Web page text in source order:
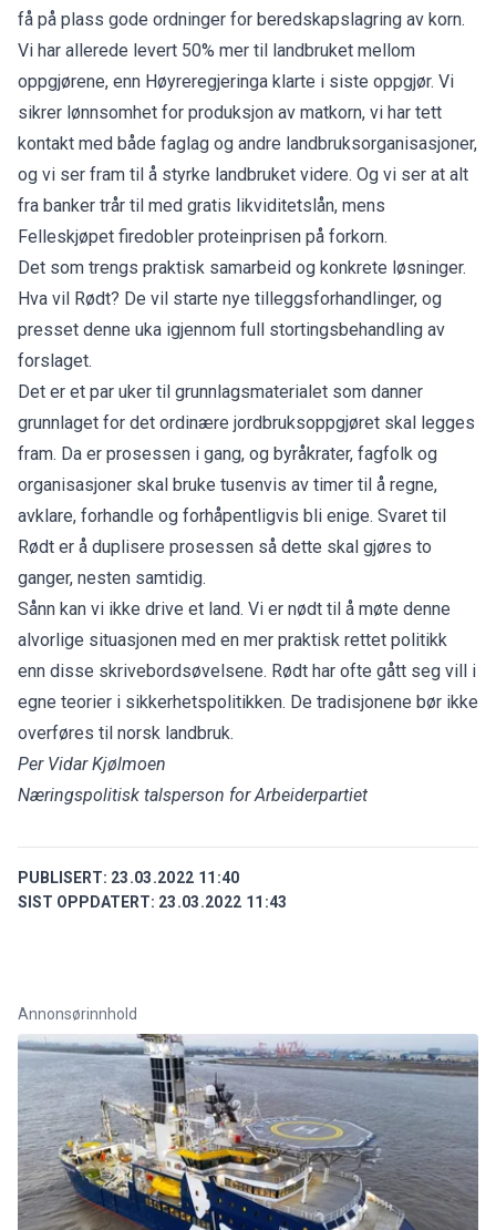
få på plass gode ordninger for beredskapslagring av korn.
Vi har allerede levert 50% mer til landbruket mellom
oppgjørene, enn Høyreregjeringa klarte i siste oppgjør. Vi
sikrer lønnsomhet for produksjon av matkorn, vi har tett
kontakt med både faglag og andre landbruksorganisasjoner,
og vi ser fram til å styrke landbruket videre. Og vi ser at alt
fra banker trår til med gratis likviditetslån, mens
Felleskjøpet firedobler proteinprisen på forkorn.
Det som trengs praktisk samarbeid og konkrete løsninger.
Hva vil Rødt? De vil starte nye tilleggsforhandlinger, og
presset denne uka igjennom full stortingsbehandling av
forslaget.
Det er et par uker til grunnlagsmaterialet som danner
grunnlaget for det ordinære jordbruksoppgjøret skal legges
fram. Da er prosessen i gang, og byråkrater, fagfolk og
organisasjoner skal bruke tusenvis av timer til å regne,
avklare, forhandle og forhåpentligvis bli enige. Svaret til
Rødt er å duplisere prosessen så dette skal gjøres to
ganger, nesten samtidig.
Sånn kan vi ikke drive et land. Vi er nødt til å møte denne
alvorlige situasjonen med en mer praktisk rettet politikk
enn disse skrivebordsøvelsene. Rødt har ofte gått seg vill i
egne teorier i sikkerhetspolitikken. De tradisjonene bør ikke
overføres til norsk landbruk.
Per Vidar Kjølmoen
Næringspolitisk talsperson for Arbeiderpartiet
PUBLISERT: 23.03.2022 11:40
SIST OPPDATERT: 23.03.2022 11:43
Annonsørinnhold